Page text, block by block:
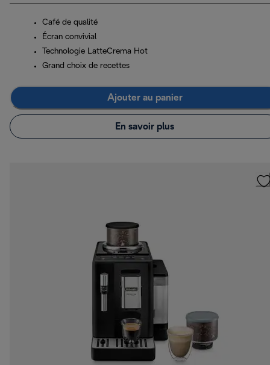
Café de qualité
Écran convivial
Technologie LatteCrema Hot
Grand choix de recettes
Ajouter au panier
En savoir plus